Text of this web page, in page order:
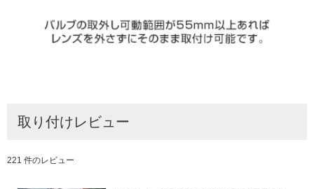
取り付けレビュー
221 件のレビュー